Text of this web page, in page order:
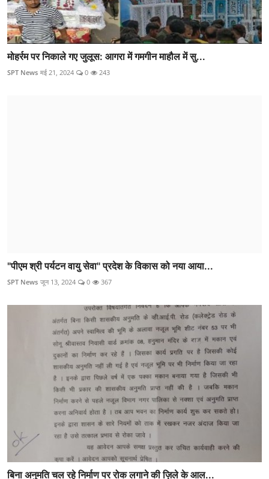
मोहर्रम पर निकाले गए जुलूस: आगरा में गमगीन माहौल में सु...
SPT News मई 21, 2024 0 243
"पीएम श्री पर्यटन वायु सेवा" प्रदेश के विकास को नया आया...
SPT News जून 13, 2024 0 367
बिना अनुमति चल रहे निर्माण पर रोक लगाने की ज़िले के आल...